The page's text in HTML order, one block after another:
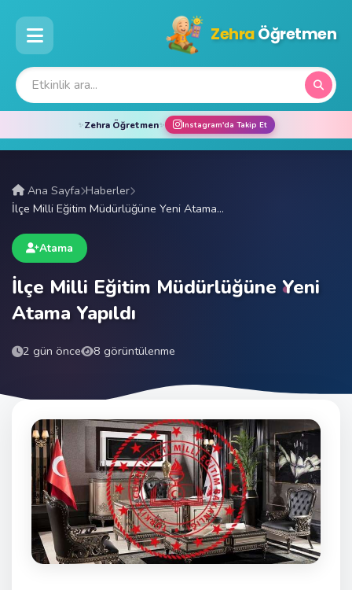
ZehraÖğretmen
✨Zehra Öğretmen✨ Instagram'da Takip Et
Ana Sayfa Haberler
İlçe Milli Eğitim Müdürlüğüne Yeni Atama...
Atama
İlçe Milli Eğitim Müdürlüğüne Yeni
Atama Yapıldı
2 gün önce 8 görüntülenme